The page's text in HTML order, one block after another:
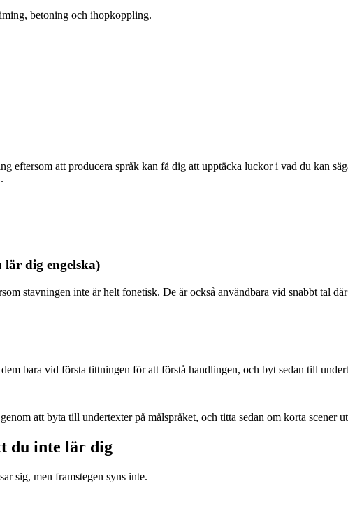
betoning och ihopkoppling.
eftersom att producera språk kan få dig att upptäcka luckor i vad du kan
lär dig engelska)
stavningen inte är helt fonetisk. De är också användbara vid snabbt tal där
bara vid första tittningen för att förstå handlingen, och byt sedan till
att byta till undertexter på målspråket, och titta sedan om korta scener
du inte lär dig
sig, men framstegen syns inte.